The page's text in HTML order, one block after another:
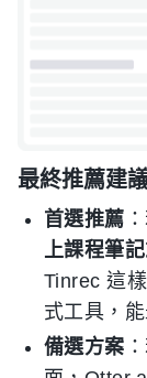
最終推薦建
首選推薦
上課程筆
Tinrec 這
式工具，
備選方案